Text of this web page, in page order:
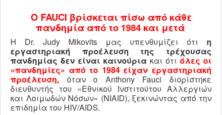
O FAUCI βρίσκεται πίσω από κάθε
πανδημία από το 1984 και μετά
Η Dr. Judy Mikovits μας υπενθυμίζει ότι η
εργαστηριακή προέλευση της τρέχουσας
πανδημίας δεν είναι καινούρια και ότι όλες οι
«πανδημίες» από το 1984 είχαν εργαστηριακή
προέλευση, όταν ο Anthony Fauci διορίστηκε
διευθυντής του «Εθνικού Ινστιτούτου Αλλεργιών
και Λοιμωδών Νόσων» (NIAID), ξεκινώντας από την
επιδημία του HIV/AIDS.